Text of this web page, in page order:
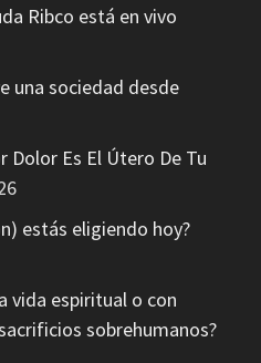
Ribco está en vivo
una sociedad desde
Dolor Es El Útero De Tu
estás eligiendo hoy?
vida espiritual o con
sobrehumanos?